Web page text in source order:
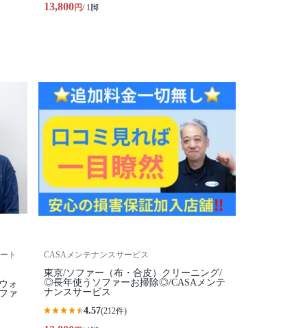
13,800円/ 1脚
ト
ォ
ァ
CASAメンテナンスサービス
東京/ソファー（布・合皮）クリーニング/
◎長年使うソファーお掃除◎/CASAメンテ
ナンスサービス
4.57(212件)